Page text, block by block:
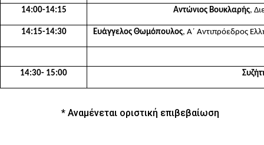
14:00-14:15 Αντώνιος Βουκλαρής,
14:15-14:30 Ευάγγελος Θωμόπουλος, Α΄ Αντιπρόεδρος
14:30- 15:00
* Αναμένεται οριστική επιβεβαίωση